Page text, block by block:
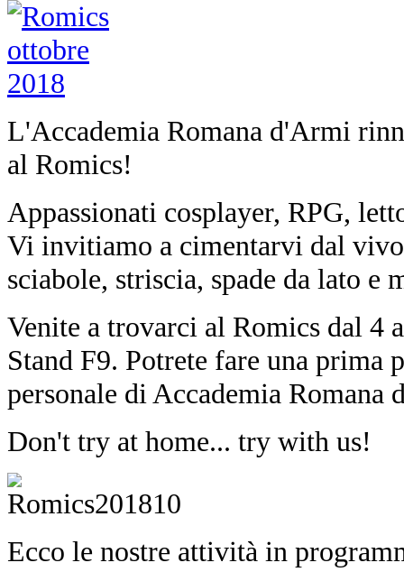
L'Accademia Romana d'Armi
al Romics!
Appassionati cosplayer, RPG,
Vi invitiamo a cimentarvi dal vivo
sciabole, striscia, spade da lato e
Venite a trovarci al Romics dal 4
Stand F9. Potrete fare una prima
personale di Accademia Romana
Don't try at home... try with us!
Ecco le nostre attività in